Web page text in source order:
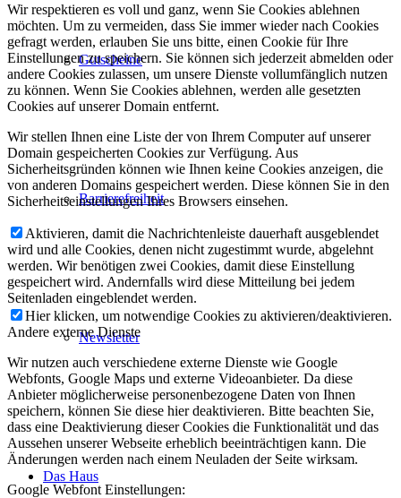
Gutscheine
Barrierefreiheit
Newsletter
Das Haus
Wir respektieren es voll und ganz, wenn Sie Cookies ablehnen
möchten. Um zu vermeiden, dass Sie immer wieder nach Cookies
gefragt werden, erlauben Sie uns bitte, einen Cookie für Ihre
Einstellungen zu speichern. Sie können sich jederzeit abmelden oder
andere Cookies zulassen, um unsere Dienste vollumfänglich nutzen
zu können. Wenn Sie Cookies ablehnen, werden alle gesetzten
Cookies auf unserer Domain entfernt.
Wir stellen Ihnen eine Liste der von Ihrem Computer auf unserer
Domain gespeicherten Cookies zur Verfügung. Aus
Sicherheitsgründen können wie Ihnen keine Cookies anzeigen, die
von anderen Domains gespeichert werden. Diese können Sie in den
Sicherheitseinstellungen Ihres Browsers einsehen.
Aktivieren, damit die Nachrichtenleiste dauerhaft ausgeblendet
wird und alle Cookies, denen nicht zugestimmt wurde, abgelehnt
werden. Wir benötigen zwei Cookies, damit diese Einstellung
gespeichert wird. Andernfalls wird diese Mitteilung bei jedem
Seitenladen eingeblendet werden.
Hier klicken, um notwendige Cookies zu aktivieren/deaktivieren.
Andere externe Dienste
Wir nutzen auch verschiedene externe Dienste wie Google
Webfonts, Google Maps und externe Videoanbieter. Da diese
Anbieter möglicherweise personenbezogene Daten von Ihnen
speichern, können Sie diese hier deaktivieren. Bitte beachten Sie,
dass eine Deaktivierung dieser Cookies die Funktionalität und das
Aussehen unserer Webseite erheblich beeinträchtigen kann. Die
Änderungen werden nach einem Neuladen der Seite wirksam.
Google Webfont Einstellungen: